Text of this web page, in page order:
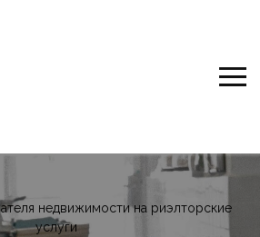
недвижимости на риэлторские
услуги